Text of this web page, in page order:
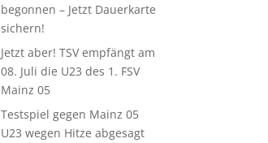
begonnen – Jetzt Dauerkarte
sichern!
Jetzt aber! TSV empfängt am
08. Juli die U23 des 1. FSV
Mainz 05
Testspiel gegen Mainz 05
U23 wegen Hitze abgesagt